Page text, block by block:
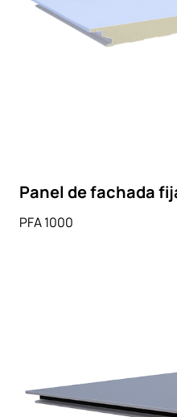
Panel de fachada
PFA 1000